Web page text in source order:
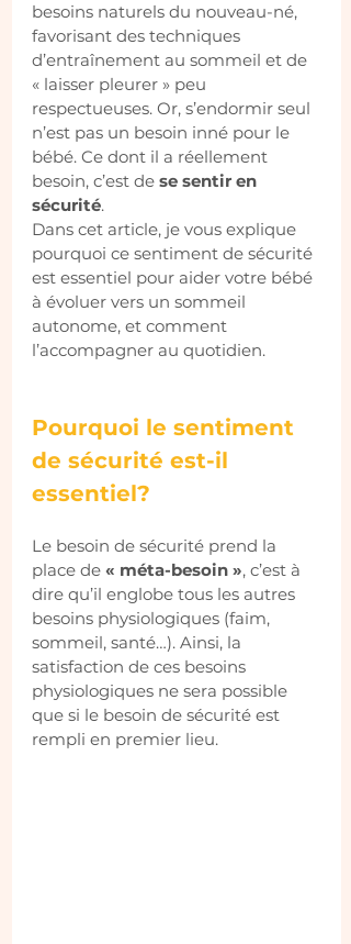
besoins naturels du nouveau-né,
favorisant des techniques
d’entraînement au sommeil et de
« laisser pleurer » peu
respectueuses. Or, s’endormir seul
n’est pas un besoin inné pour le
bébé. Ce dont il a réellement
besoin, c’est de se sentir en
sécurité.
Dans cet article, je vous explique
pourquoi ce sentiment de sécurité
est essentiel pour aider votre bébé
à évoluer vers un sommeil
autonome, et comment
l’accompagner au quotidien.
Pourquoi le sentiment
de sécurité est-il
essentiel?
Le besoin de sécurité prend la
place de « méta-besoin », c’est à
dire qu’il englobe tous les autres
besoins physiologiques (faim,
sommeil, santé…). Ainsi, la
satisfaction de ces besoins
physiologiques ne sera possible
que si le besoin de sécurité est
rempli en premier lieu.